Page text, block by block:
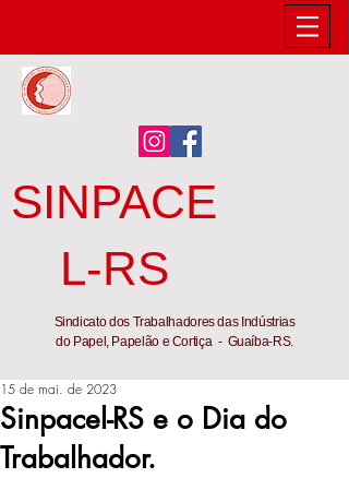
SINPACE
L-RS
Sindicato dos Trabalhadores das Indústrias
do Papel, Papelão e Cortiça - Guaíba-RS.
Sinpacel-RS e o Dia do
Trabalhador.
15 de mai. de 2023